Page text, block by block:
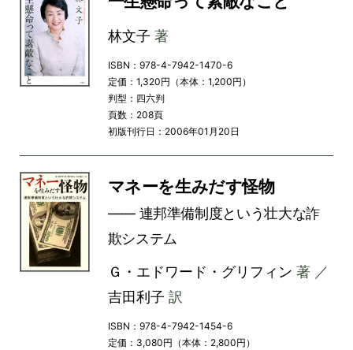
林文子 著
ISBN：978-4-7942-1470-6
定価：1,320円（本体：1,200円）
判型：四六判
頁数：208頁
初版刊行日：2006年01月20日
マネーを生みだす怪物
―― 連邦準備制度という壮大な詐
欺システム
Ｇ・エドワード・グリフィン 著 ／
吉田利子 訳
ISBN：978-4-7942-1454-6
定価：3,080円（本体：2,800円）